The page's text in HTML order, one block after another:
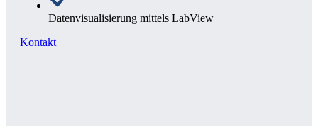
Datenvisualisierung mittels LabView
Kontakt